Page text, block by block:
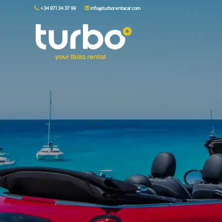
+34 971 34 37 99 info@turborentacar.com